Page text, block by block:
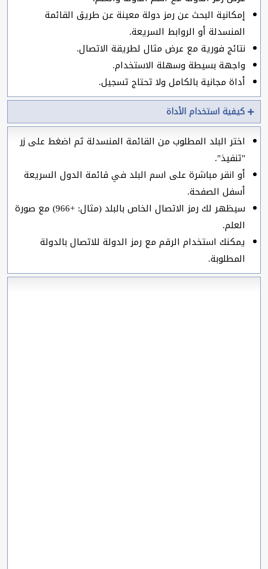
إمكانية البحث عن رمز دولة معينة عن طريق القائمة
المنسدلة أو الروابط السريعة.
نتائج فورية مع عرض مثال لطريقة الاتصال.
واجهة بسيطة وسهلة الاستخدام.
أداة مجانية بالكامل ولا تحتاج تسجيل.
كيفية استخدام الأداة
اختر البلد المطلوب من القائمة المنسدلة ثم اضغط على زر
"تنفيذ".
أو انقر مباشرة على اسم البلد في قائمة الدول السريعة
أسفل الصفحة.
سيظهر لك رمز الاتصال الخاص بالبلد (مثال: +966) مع صورة
العلم.
يمكنك استخدام الرقم مع رمز الدولة للاتصال بالدولة
المطلوبة.